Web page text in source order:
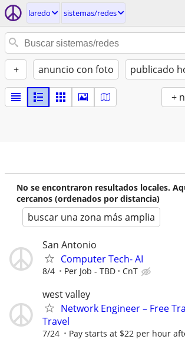
laredo sistemas/redes
+ anuncio con foto publicado
+
No se encontraron resultados locales.
cercanos (ordenados por distancia)
buscar una zona más amplia
San Antonio
Computer Tech- AI
8/4 Per Job - TBD CnT
west valley
Network Engineer – Free
Travel
7/24 Pay starts at $22 per hour